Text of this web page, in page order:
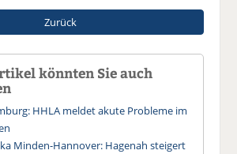
Zurück
könnten Sie auch
HHLA meldet akute Probleme im
Minden-Hannover: Hagenah steigert